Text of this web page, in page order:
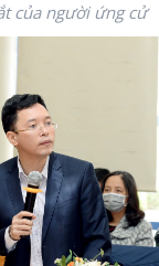
của người ứng cử